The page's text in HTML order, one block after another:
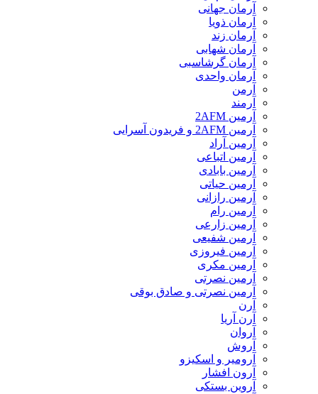
آرمان جهانی
آرمان ذویا
آرمان زند
آرمان شهابی
آرمان گرشاسبی
آرمان واحدی
آرمن
آرمند
آرمین 2AFM
آرمین 2AFM و فریدون آسرایی
آرمین آراد
آرمین اتباعی
آرمین بابادی
آرمین حیاتی
آرمین رازانی
آرمین رام
آرمین زارعی
آرمین شفیعی
آرمین فیروزی
آرمین مکری
آرمین نصرتی
آرمین نصرتی و صادق بوقی
آرن
آرن آریا
آروان
آروش
آرومیر و اسکیزو
آرون افشار
آروین بستکی